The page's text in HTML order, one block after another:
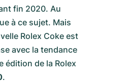
fin 2020. Au
à ce sujet. Mais
Rolex Coke est
avec la tendance
édition de la Rolex
.